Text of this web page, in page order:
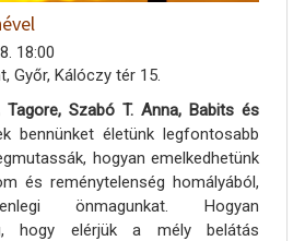
18:00
Győr, Kálóczy tér 15.
Tagore, Szabó T. Anna, Babits és
bennünket életünk legfontosabb
hogyan emelkedhetünk
és reménytelenség homályából,
önmagunkat. Hogyan
hogy elérjük a mély belátás